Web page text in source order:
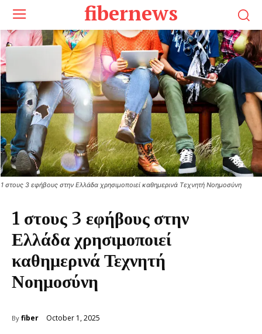
fibernews
1 στους 3 εφήβους στην
Ελλάδα χρησιμοποιεί
καθημερινά Τεχνητή
Νοημοσύνη
By fiber October 1, 2025
1 στους 3 εφήβους στην Ελλάδα χρησιμοποιεί καθημερινά Τεχνητή Νοημοσύνη